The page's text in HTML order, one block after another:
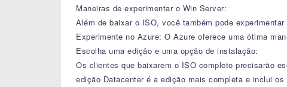
Maneiras de experimentar o Win Server:
Além de baixar o ISO, você também pode
Experimente no Azure: O Azure oferece uma ótima
Escolha uma edição e uma opção de instalação:
Os clientes que baixarem o ISO completo precisarão
edição Datacenter é a edição mais completa e inclui